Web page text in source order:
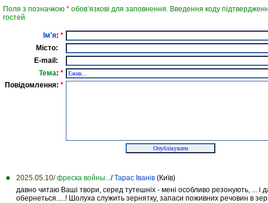
Поля з позначкою * обов’язкові для заповнення. Введення коду
гостей
Ім'я: *
Місто:
E-mail:
Тема: *
Повідомлення: *
2025.05.10/ фреска войны.../Тарас Іванів (Київ)
давно читаю Ваші твори, серед тутешніх - мені особливо резонують, ...
обернеться.....! Шолуха служить зернятку, запаси поживних речовин в